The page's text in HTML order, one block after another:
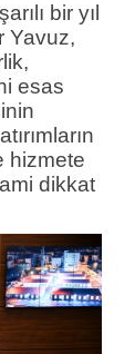
bir yıl
Yavuz,
esas
hizmete
dikkat